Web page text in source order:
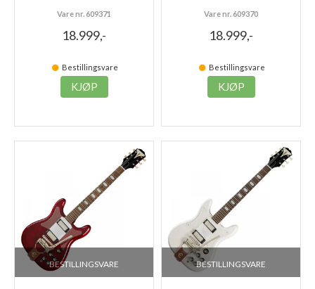
Vare nr. 609371
18.999,-
Bestillingsvare
KJØP
Vare nr. 609370
18.999,-
Bestillingsvare
KJØP
BESTILLINGSVARE BESTILLINGSVARE